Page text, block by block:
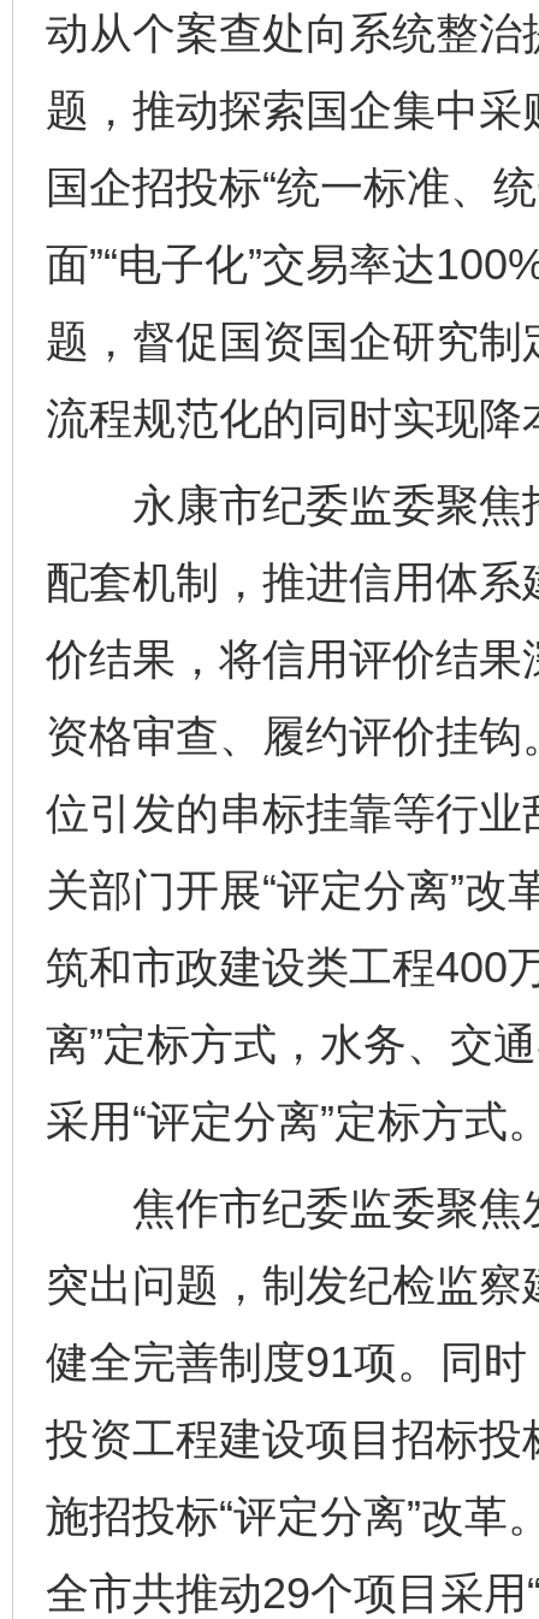
动从个案查处向系统整治
题，推动探索国企集中
国企招投标“统一标准、
面”“电子化”交易率达
题，督促国资国企研究
流程规范化的同时实现降
永康市纪委监委聚焦
配套机制，推进信用体
价结果，将信用评价结
资格审查、履约评价挂
位引发的串标挂靠等行
关部门开展“评定分离”
筑和市政建设类工程400
离”定标方式，水务、交
采用“评定分离”定标方式
焦作市纪委监委聚焦
突出问题，制发纪检监
健全完善制度91项。同
投资工程建设项目招标投
施招投标“评定分离”改革
全市共推动29个项目采